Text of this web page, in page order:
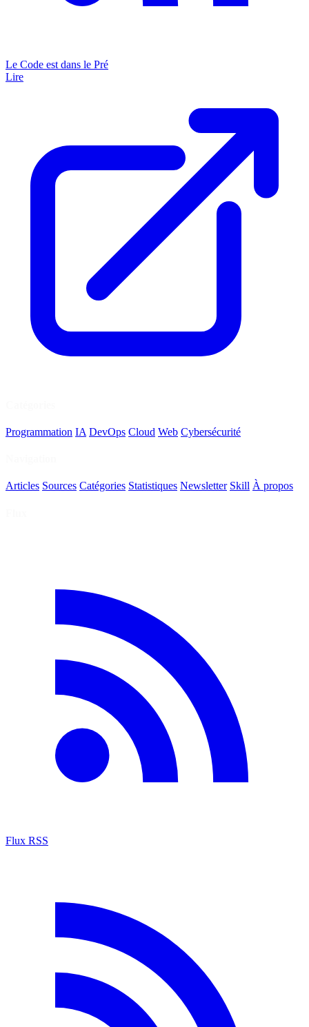
Le Code est dans le Pré
Lire
Programmation IA DevOps Cloud Web Cybersécurité
Articles Sources Catégories Statistiques Newsletter Skill À propos
Flux RSS